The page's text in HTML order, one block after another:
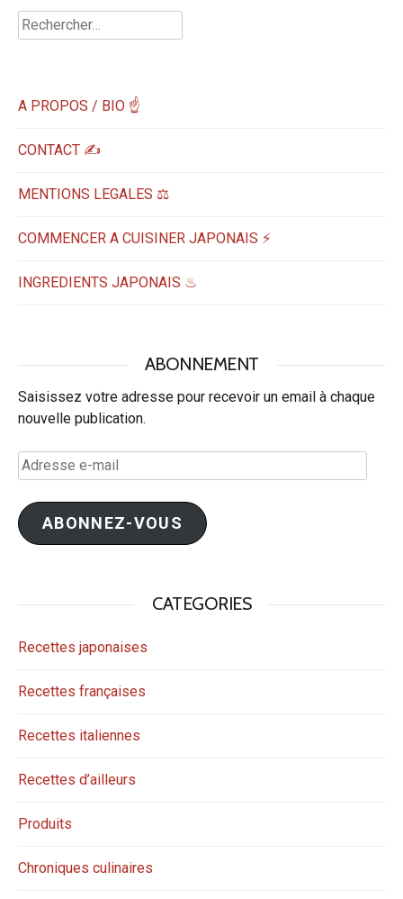
Rechercher :
A PROPOS / BIO ☝
CONTACT ✍️
MENTIONS LEGALES ⚖️
COMMENCER A CUISINER JAPONAIS ⚡
INGREDIENTS JAPONAIS ♨
ABONNEMENT
Saisissez votre adresse pour recevoir un email à chaque
nouvelle publication.
Adresse
e-
mail
ABONNEZ-VOUS
CATEGORIES
Recettes japonaises
Recettes françaises
Recettes italiennes
Recettes d’ailleurs
Produits
Chroniques culinaires